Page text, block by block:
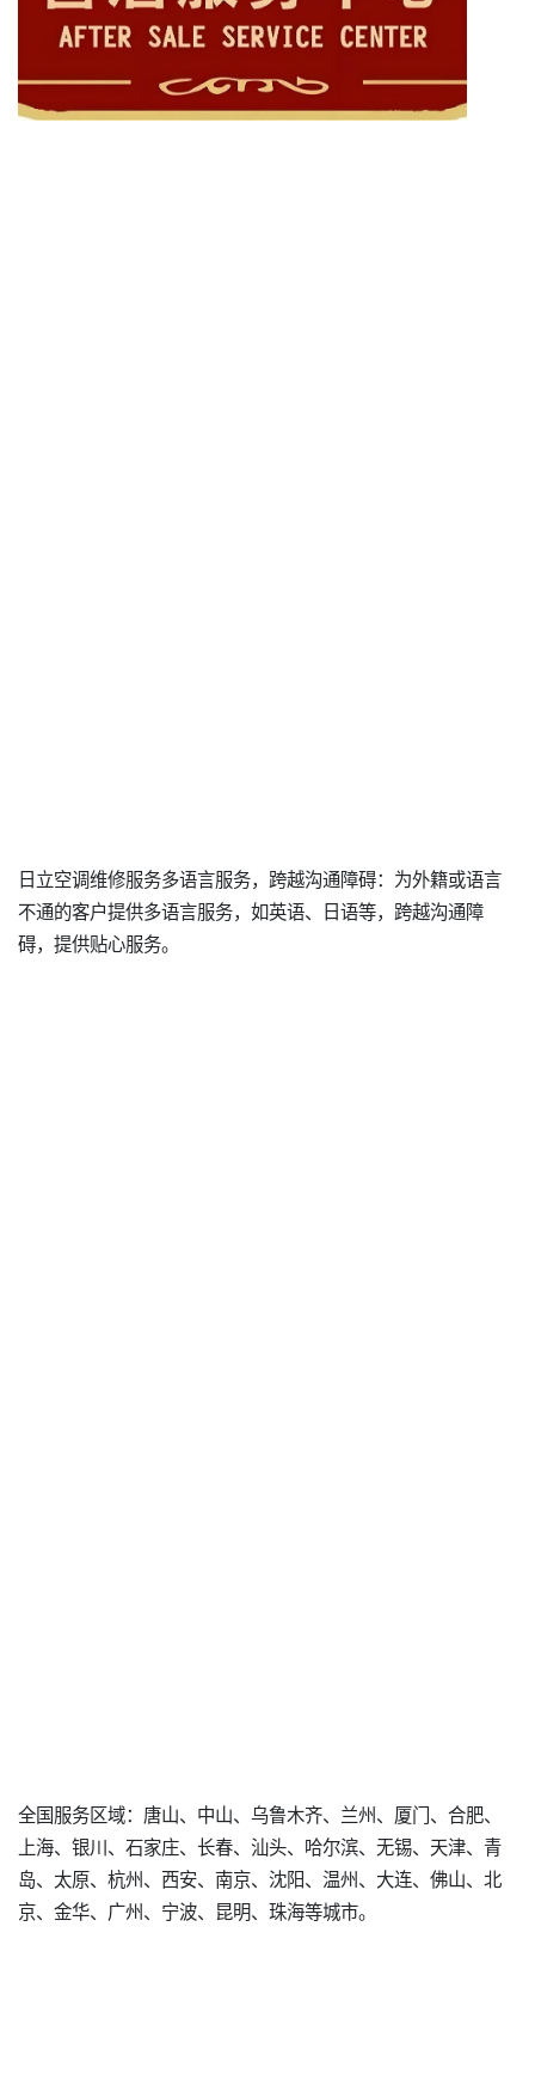
日立空调维修服务多语言服务，跨越沟通障碍：为外籍或语言
不通的客户提供多语言服务，如英语、日语等，跨越沟通障
碍，提供贴心服务。
全国服务区域：唐山、中山、乌鲁木齐、兰州、厦门、合肥、
上海、银川、石家庄、长春、汕头、哈尔滨、无锡、天津、青
岛、太原、杭州、西安、南京、沈阳、温州、大连、佛山、北
京、金华、广州、宁波、昆明、珠海等城市。